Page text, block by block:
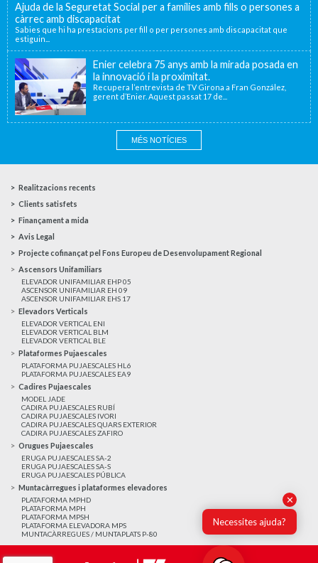
Ajuda de la Seguretat Social per a famílies amb fills o persones a
càrrec amb discapacitat
Sabies que hi ha prestacions per fill o per persones amb discapacitat que
estiguin...
Enier celebra 75 anys amb la mirada posada en
la innovació i la proximitat.
Recupera l’entrevista de TV Girona a Fran González,
gerent d’Enier. Aquest passat 17 de...
MÉS NOTÍCIES
Realitzacions recents
Clients satisfets
Finançament a mida
Avis Legal
Projecte cofinançat pel Fons Europeu de Desenvolupament Regional
Ascensors Unifamiliars
ELEVADOR UNIFAMILIAR EHP 05
ASCENSOR UNIFAMILIAR EH 09
ASCENSOR UNIFAMILIAR EHS 17
Elevadors Verticals
ELEVADOR VERTICAL ENI
ELEVADOR VERTICAL BLM
ELEVADOR VERTICAL BLE
Plataformes Pujaescales
PLATAFORMA PUJAESCALES HL6
PLATAFORMA PUJAESCALES EA9
Cadires Pujaescales
MODEL JADE
CADIRA PUJAESCALES RUBÍ
CADIRA PUJAESCALES IVORI
CADIRA PUJAESCALES QUARS EXTERIOR
CADIRA PUJAESCALES ZAFIRO
Orugues Pujaescales
ERUGA PUJAESCALES SA-2
ERUGA PUJAESCALES SA-S
ERUGA PUJAESCALES PÚBLICA
Muntacàrregues i plataformes elevadores
PLATAFORMA MPHD
PLATAFORMA MPH
PLATAFORMA MPSH
PLATAFORMA ELEVADORA MPS
MUNTACÀRREGUES / MUNTAPLATS P-80
✕
Necessites ajuda?